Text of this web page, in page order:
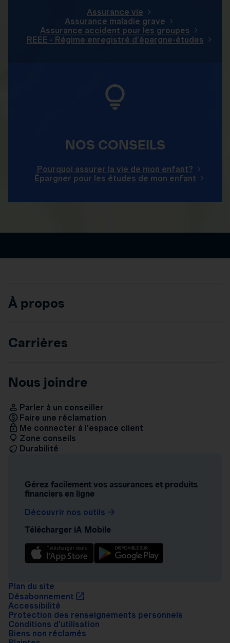
Assurance vie
Assurance maladie grave
Assurance accident pour les groupes
REEE - Régime enregistré d’épargne-études
NOS CONSEILS
Pourquoi assurer la vie de mon enfant?
Épargner pour les études de mon enfant
À propos
Carrières
Nous joindre
Parler à un conseiller
Faire une réclamation
Me connecter à l’espace client
Zone conseils
Durabilité
Gérez facilement vos assurances et produits
financiers en ligne
Découvrir nos outils
Télécharger iA Mobile
Plan du site
Désabonnement
Accessibilité
Protection des renseignements personnels
Conditions d’utilisation
Biens non réclamés